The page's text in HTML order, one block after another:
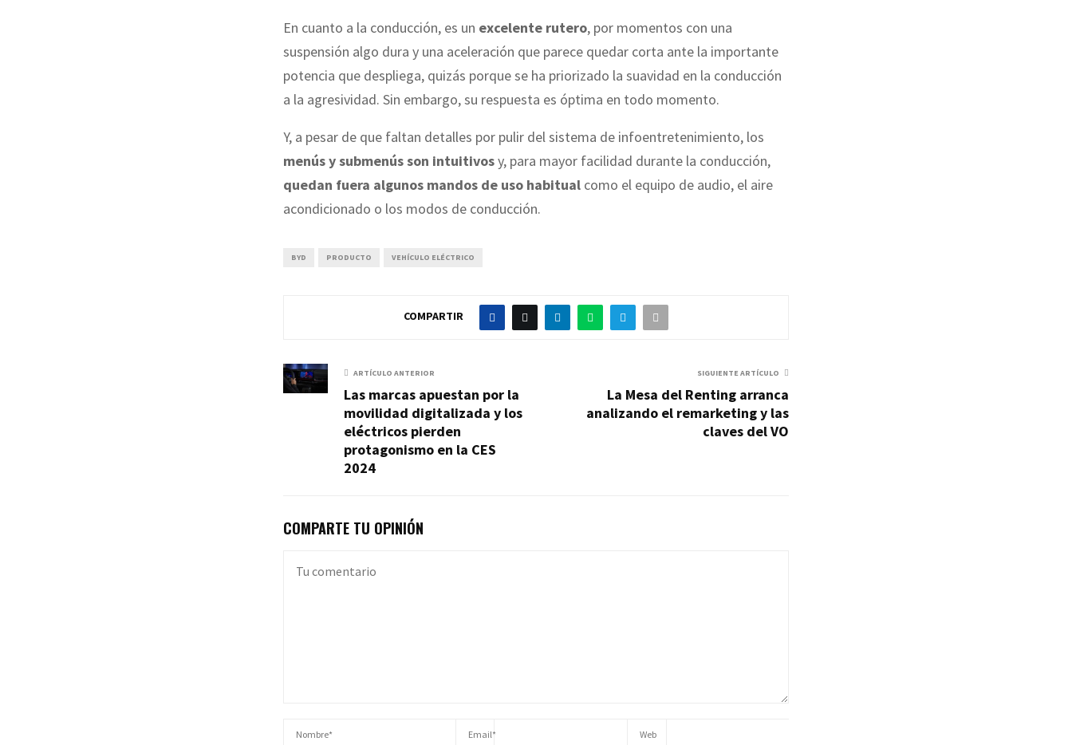
En cuanto a la conducción, es un excelente rutero, por momentos con una
suspensión algo dura y una aceleración que parece quedar corta ante la importante
potencia que despliega, quizás porque se ha priorizado la suavidad en la conducción
a la agresividad. Sin embargo, su respuesta es óptima en todo momento.
Y, a pesar de que faltan detalles por pulir del sistema de infoentretenimiento, los
menús y submenús son intuitivosy, para mayor facilidad durante la conducción,
quedan fuera algunos mandos de uso habitual como el equipo de audio, el aire
acondicionado o los modos de conducción.
BYD PRODUCTO VEHÍCULO ELÉCTRICO
COMPARTIR
ARTÍCULO ANTERIOR
Las marcas apuestan por la
movilidad digitalizada y los
eléctricos pierden
protagonismo en la CES
2024
SIGUIENTE ARTÍCULO
La Mesa del Renting arranca
analizando el remarketing y las
claves del VO
COMPARTE TU OPINIÓN